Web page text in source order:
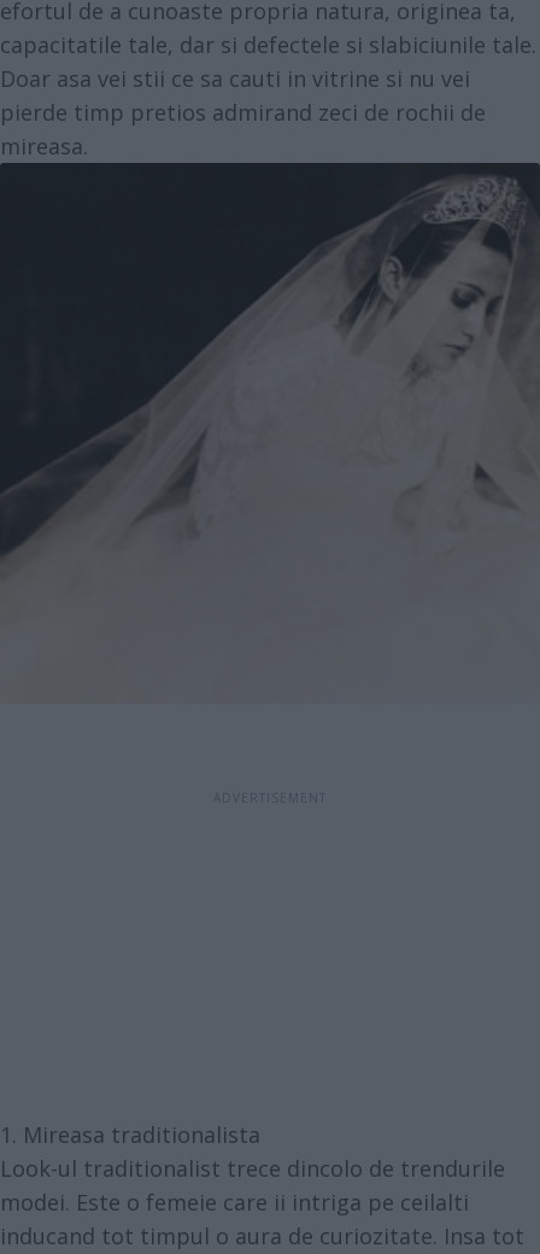
efortul de a cunoaste propria natura, originea ta,
capacitatile tale, dar si defectele si slabiciunile tale.
Doar asa vei stii ce sa cauti in vitrine si nu vei
pierde timp pretios admirand zeci de rochii de
mireasa.
1. Mireasa traditionalista
Look-ul traditionalist trece dincolo de trendurile
modei. Este o femeie care ii intriga pe ceilalti
inducand tot timpul o aura de curiozitate. Insa tot